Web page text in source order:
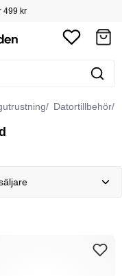
499 kr
Datortillbehör